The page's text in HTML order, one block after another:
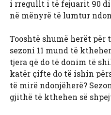
i rregullt i të fejuarit 90
në mënyrë të lumtur
Tooshtë shumë herët
sezoni 11 mund të
tjera që do të donim të
katër çifte do të ishin
të mirë ndonjëherë?
gjithë të kthehen së